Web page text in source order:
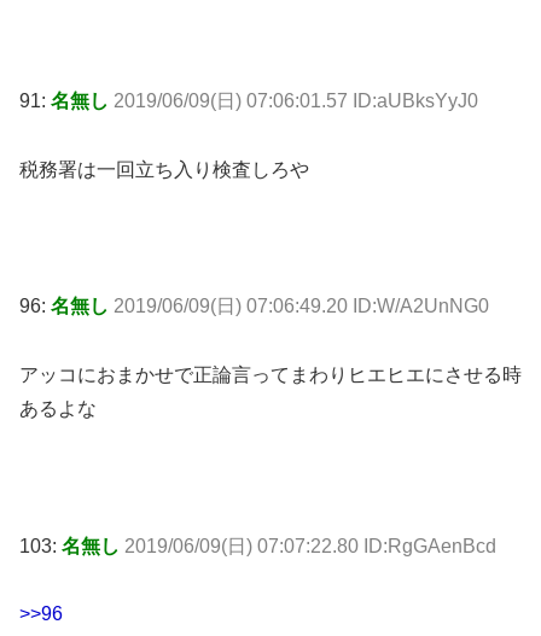
91: 名無し 2019/06/09(日) 07:06:01.57 ID:aUBksYyJ0
税務署は一回立ち入り検査しろや
96: 名無し 2019/06/09(日) 07:06:49.20 ID:W/A2UnNG0
アッコにおまかせで正論言ってまわりヒエヒエにさせる時
あるよな
103: 名無し 2019/06/09(日) 07:07:22.80 ID:RgGAenBcd
>>96